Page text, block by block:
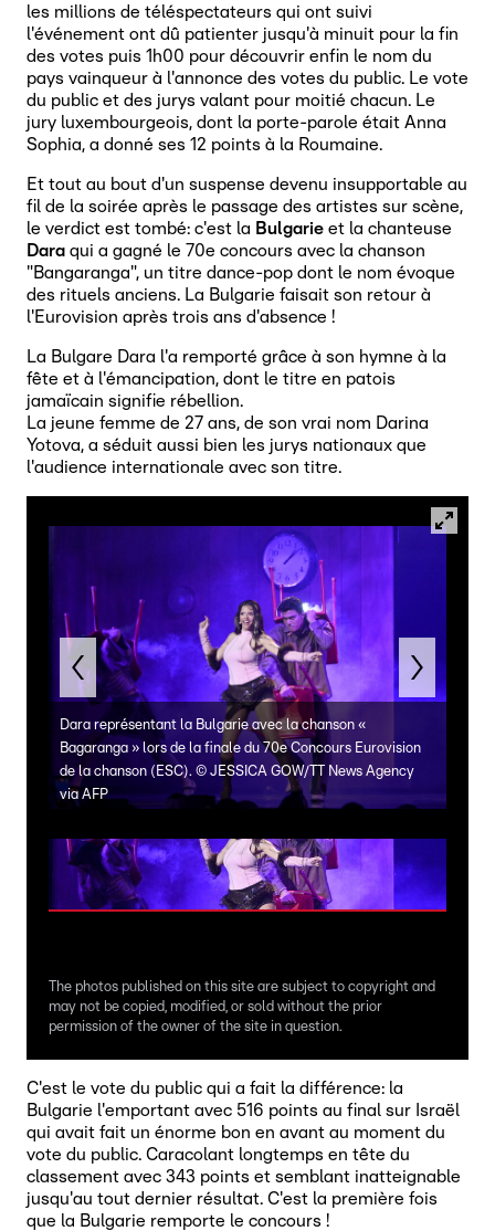
les millions de téléspectateurs qui ont suivi
l'événement ont dû patienter jusqu'à minuit pour la fin
des votes puis 1h00 pour découvrir enfin le nom du
pays vainqueur à l'annonce des votes du public. Le vote
du public et des jurys valant pour moitié chacun. Le
jury luxembourgeois, dont la porte-parole était Anna
Sophia, a donné ses 12 points à la Roumaine.
Et tout au bout d'un suspense devenu insupportable au
fil de la soirée après le passage des artistes sur scène,
le verdict est tombé: c'est la Bulgarie et la chanteuse
Dara qui a gagné le 70e concours avec la chanson
"Bangaranga", un titre dance-pop dont le nom évoque
des rituels anciens. La Bulgarie faisait son retour à
l'Eurovision après trois ans d'absence !
La Bulgare Dara l'a remporté grâce à son hymne à la
fête et à l'émancipation, dont le titre en patois
jamaïcain signifie rébellion.
La jeune femme de 27 ans, de son vrai nom Darina
Yotova, a séduit aussi bien les jurys nationaux que
l'audience internationale avec son titre.
Dara représentant la Bulgarie avec la chanson «
Bagaranga » lors de la finale du 70e Concours Eurovision
de la chanson (ESC). © JESSICA GOW/TT News Agency
via AFP
The photos published on this site are subject to copyright and
may not be copied, modified, or sold without the prior
permission of the owner of the site in question.
C'est le vote du public qui a fait la différence: la
Bulgarie l'emportant avec 516 points au final sur Israël
qui avait fait un énorme bon en avant au moment du
vote du public. Caracolant longtemps en tête du
classement avec 343 points et semblant inatteignable
jusqu'au tout dernier résultat. C'est la première fois
que la Bulgarie remporte le concours !